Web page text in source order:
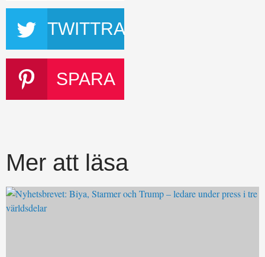
TWITTRA
SPARA
Mer att läsa